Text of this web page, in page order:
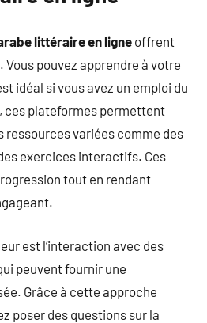
littéraire en ligne offrent
pouvez apprendre à votre
idéal si vous avez un emploi du
ces plateformes permettent
ressources variées comme des
exercices interactifs. Ces
tout en rendant
est l’interaction avec des
peuvent fournir une
Grâce à cette approche
poser des questions sur la